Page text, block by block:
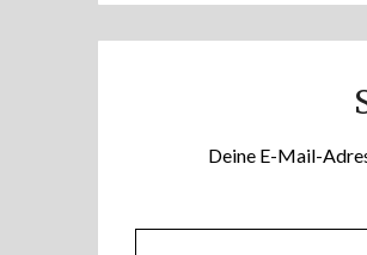
Deine E-Mail-